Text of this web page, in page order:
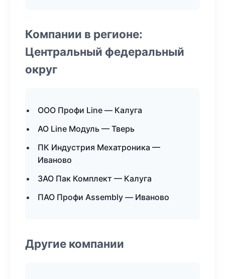
Компании в регионе:
Центральный федеральный
округ
ООО Профи Line — Калуга
АО Line Модуль — Тверь
ПК Индустрия Мехатроника —
Иваново
ЗАО Пак Комплект — Калуга
ПАО Профи Assembly — Иваново
Другие компании